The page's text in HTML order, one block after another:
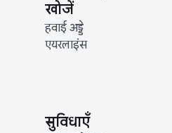
खोजें
हवाई अड्डे
एयरलाइंस
सुविधाएँ